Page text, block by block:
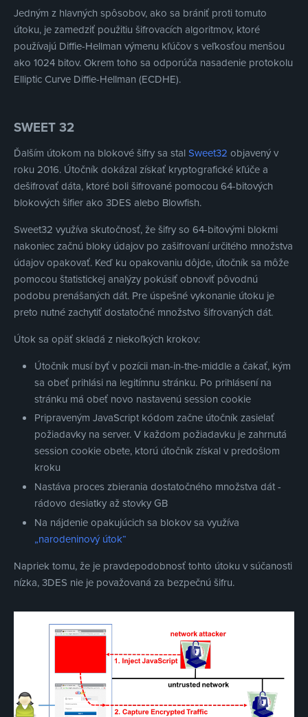
Jedným z hlavných spôsobov, ako sa brániť proti tomuto
útoku, je zamedziť použitiu šifrovacích algoritmov, ktoré
používajú Diffie-Hellman výmenu kľúčov s veľkosťou menšou
ako 1024 bitov. Okrem toho sa odporúča nasadenie protokolu
Elliptic Curve Diffie-Hellman (ECDHE).
SWEET 32
Ďalším útokom na blokové šifry sa stalSweet32 objavený v
roku 2016. Útočník dokázal získať kryptografické kľúče a
dešifrovať dáta, ktoré boli šifrované pomocou 64-bitových
blokových šifier ako 3DES alebo Blowfish.
Sweet32 využíva skutočnosť, že šifry so 64-bitovými blokmi
nakoniec začnú bloky údajov po zašifrovaní určitého množstva
údajov opakovať. Keď ku opakovaniu dôjde, útočník sa môže
pomocou štatistickej analýzy pokúsiť obnoviť pôvodnú
podobu prenášaných dát. Pre úspešné vykonanie útoku je
preto nutné zachytiť dostatočné množstvo šifrovaných dát.
Útok sa opäť skladá z niekoľkých krokov:
Útočník musí byť v pozícii man-in-the-middle a čakať, kým
sa obeť prihlási na legitímnu stránku. Po prihlásení na
stránku má obeť novo nastavenú session cookie
Pripraveným JavaScript kódom začne útočník zasielať
požiadavky na server. V každom požiadavku je zahrnutá
session cookie obete, ktorú útočník získal v predošlom
kroku
Nastáva proces zbierania dostatočného množstva dát -
rádovo desiatky až stovky GB
Na nájdenie opakujúcich sa blokov sa využíva
„narodeninový útok“
Napriek tomu, že je pravdepodobnosť tohto útoku v súčanosti
nízka, 3DES nie je považovaná za bezpečnú šifru.